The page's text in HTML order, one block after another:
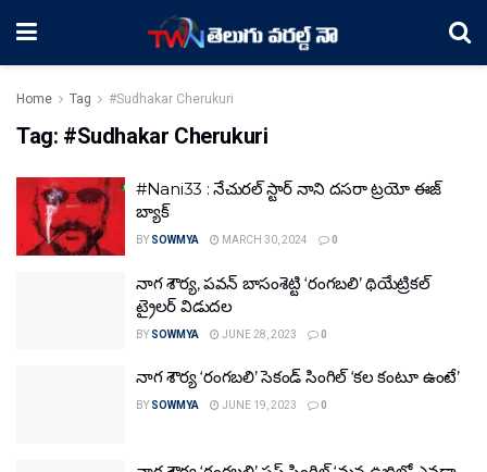
Home Tag #Sudhakar Cherukuri
Tag: #Sudhakar Cherukuri
#Nani33 : నేచురల్ స్టార్ నాని దసరా ట్రయో ఈజ్
బ్యాక్
BY SOWMYA MARCH 30, 2024 0
నాగ శౌర్య, పవన్ బాసంశెట్టి ‘రంగబలి’ థియేట్రికల్
ట్రైలర్ విడుదల
BY SOWMYA JUNE 28, 2023 0
నాగ శౌర్య ‘రంగబలి’ సెకండ్ సింగిల్ ‘కల కంటూ ఉంటే’
BY SOWMYA JUNE 19, 2023 0